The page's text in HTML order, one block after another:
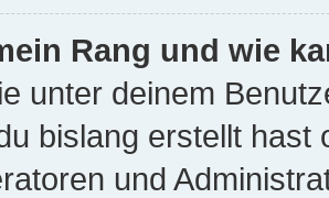
Rang und wie
unter deinem
bislang erstellt
und